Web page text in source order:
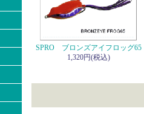
SPRO ブロンズアイフロッグ65
1,320円(税込)